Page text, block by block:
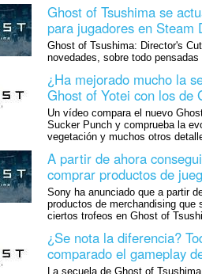
Ghost of Tsushima se
para jugadores en Steam
Ghost of Tsushima: Director's
novedades, sobre todo
¿Ha mejorado mucho la
Ghost of Yotei con los de
Un vídeo compara el nuevo
Sucker Punch y comprueba la
vegetación y muchos otros
A partir de ahora
comprar productos de
Sony ha anunciado que a partir
productos de merchandising que
ciertos trofeos en Ghost of
¿Se nota la diferencia?
comparado el gameplay
La secuela de Ghost of